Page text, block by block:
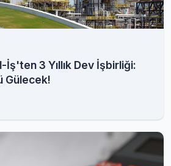
3 Yıllık Dev İşbirliği:
Gülecek!